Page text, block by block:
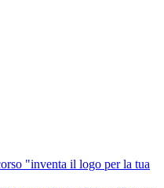
"inventa il logo per la tua